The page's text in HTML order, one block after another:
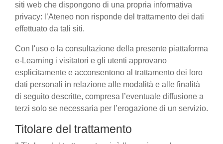
siti web che dispongono di una propria informativa
privacy: l’Ateneo non risponde del trattamento dei dati
effettuato da tali siti.
Con l'uso o la consultazione della presente piattaforma
e-Learning i visitatori e gli utenti approvano
esplicitamente e acconsentono al trattamento dei loro
dati personali in relazione alle modalità e alle finalità
di seguito descritte, compresa l’eventuale diffusione a
terzi solo se necessaria per l’erogazione di un servizio.
Titolare del trattamento